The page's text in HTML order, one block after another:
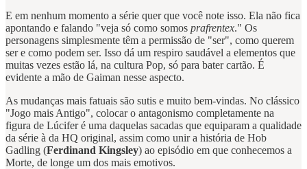
E em nenhum momento a série quer que você note isso. Ela não fica
apontando e falando "veja só como somos prafrentex." Os
personagens simplesmente têm a permissão de "ser", como querem
ser e como podem ser. Isso dá um respiro saudável a elementos que
muitas vezes estão lá, na cultura Pop, só para bater cartão. É
evidente a mão de Gaiman nesse aspecto.
As mudanças mais fatuais são sutis e muito bem-vindas. No clássico
"Jogo mais Antigo", colocar o antagonismo completamente na
figura de Lúcifer é uma daquelas sacadas que equiparam a qualidade
da série à da HQ original, assim como unir a história de Hob
Gadling (Ferdinand Kingsley) ao episódio em que conhecemos a
Morte, de longe um dos mais emotivos.